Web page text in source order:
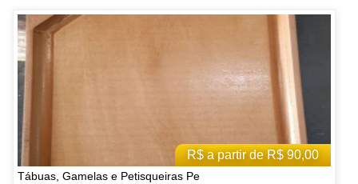
R$ a partir de R$ 90,00
Tábuas, Gamelas e Petisqueiras Pe